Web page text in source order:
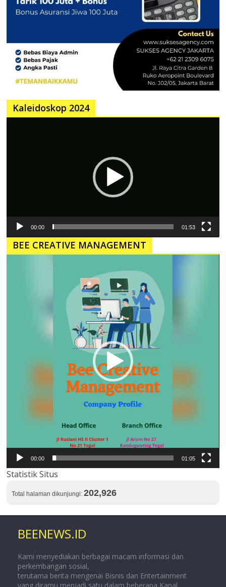
Kaleidoskop 2024
00:00 01:53
BEE CREATIVE MANAGEMENT
00:00 01:05
Statistik Situs
Total halaman dikunjungi:202,926
BEENEWS.ID
Kami menyediakan berbagai macam informasi dan
perkembangan sosial,
terutama berita mengenai Bisnis dan Entertainment
yang diramu menjadi satu dalam beberapa Kanal.